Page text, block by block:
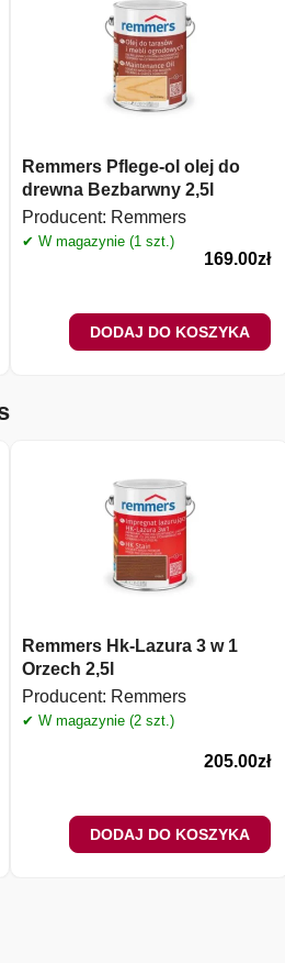
Remmers Pflege-ol olej do
drewna Bezbarwny 2,5l
Producent: Remmers
✔ W magazynie (1 szt.)
169.00zł
DODAJ DO KOSZYKA
Remmers Hk-Lazura 3 w 1
Orzech 2,5l
Producent: Remmers
✔ W magazynie (2 szt.)
205.00zł
DODAJ DO KOSZYKA